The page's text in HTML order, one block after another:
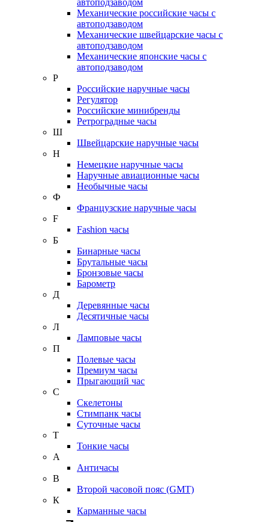
автоподзаводом
Механические российские часы с
автоподзаводом
Механические швейцарские часы с
автоподзаводом
Механические японские часы с
автоподзаводом
Р
Российские наручные часы
Регулятор
Российские минибренды
Ретроградные часы
Ш
Швейцарские наручные часы
Н
Немецкие наручные часы
Наручные авиационные часы
Необычные часы
Ф
Французские наручные часы
F
Fashion часы
Б
Бинарные часы
Брутальные часы
Бронзовые часы
Барометр
Д
Деревянные часы
Десятичные часы
Л
Ламповые часы
П
Полевые часы
Премиум часы
Прыгающий час
С
Скелетоны
Стимпанк часы
Суточные часы
Т
Тонкие часы
А
Античасы
В
Второй часовой пояс (GMT)
К
Карманные часы